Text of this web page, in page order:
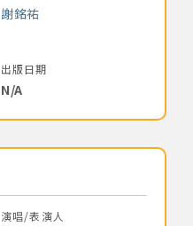
謝銘祐
出版日期
N/A
演唱/表演人